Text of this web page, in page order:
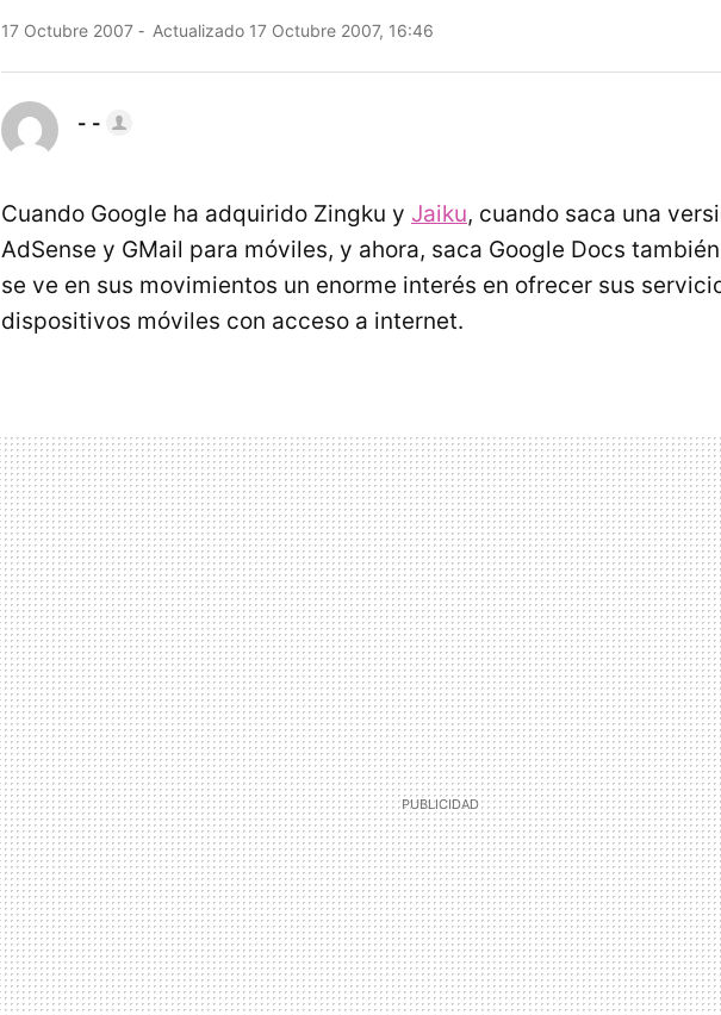
17 Octubre 2007 Actualizado 17 Octubre 2007, 16:46
- -
Cuando Google ha adquirido Zingku y Jaiku, cuando saca una
AdSense y GMail para móviles, y ahora, saca Google Docs
se ve en sus movimientos un enorme interés en ofrecer sus
dispositivos móviles con acceso a internet.